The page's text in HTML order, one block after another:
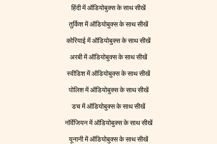
हिंदी में ऑडियोबुक्स के साथ सीखें
तुर्किश में ऑडियोबुक्स के साथ सीखें
कोरियाई में ऑडियोबुक्स के साथ सीखें
अरबी में ऑडियोबुक्स के साथ सीखें
स्वीडिश में ऑडियोबुक्स के साथ सीखें
पोलिश में ऑडियोबुक्स के साथ सीखें
डच में ऑडियोबुक्स के साथ सीखें
नॉर्वेजियन में ऑडियोबुक्स के साथ सीखें
यूनानी में ऑडियोबुक्स के साथ सीखें